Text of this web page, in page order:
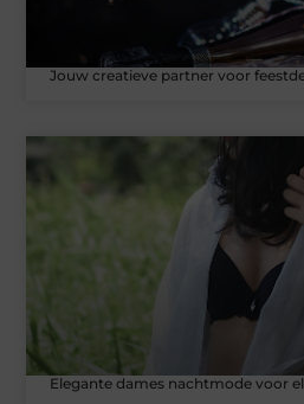
Jouw creatieve partner voor
Elegante dames nachtmode voor